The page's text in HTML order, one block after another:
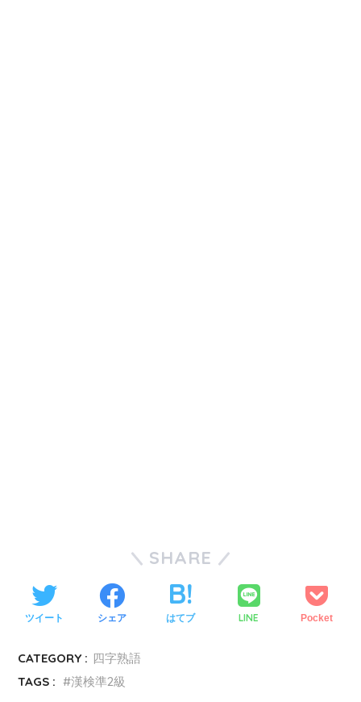
SHARE
ツイート シェア はてブ LINE Pocket
CATEGORY : 四字熟語
TAGS :
漢検準2級